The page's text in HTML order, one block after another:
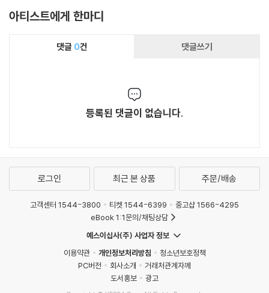
v) [SACD Hybrid]
아티스트에게 한마디
댓글 0건 댓글쓰기
등록된 댓글이 없습니다.
로그인 최근 본 상품 주문/배송
고객센터 1544-3800 티켓 1544-6399
중고샵 1566-4295
eBook 1:1문의/채팅상담
예스이십사(주) 사업자 정보
이용약관
개인정보처리방침
청소년보호정책
PC버전
회사소개
거래처관계자께
도서홍보
광고